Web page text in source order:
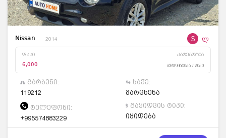
Nissan 2014 $ ლ
ფასი კატეგორია
6,000 ავტომატიკა / ჯიპი
გარბენი:
119212
საჭე:
მარცხენა
ტელეფონი:
+995574883229
გაყიდვის ტიპი:
იყიდება